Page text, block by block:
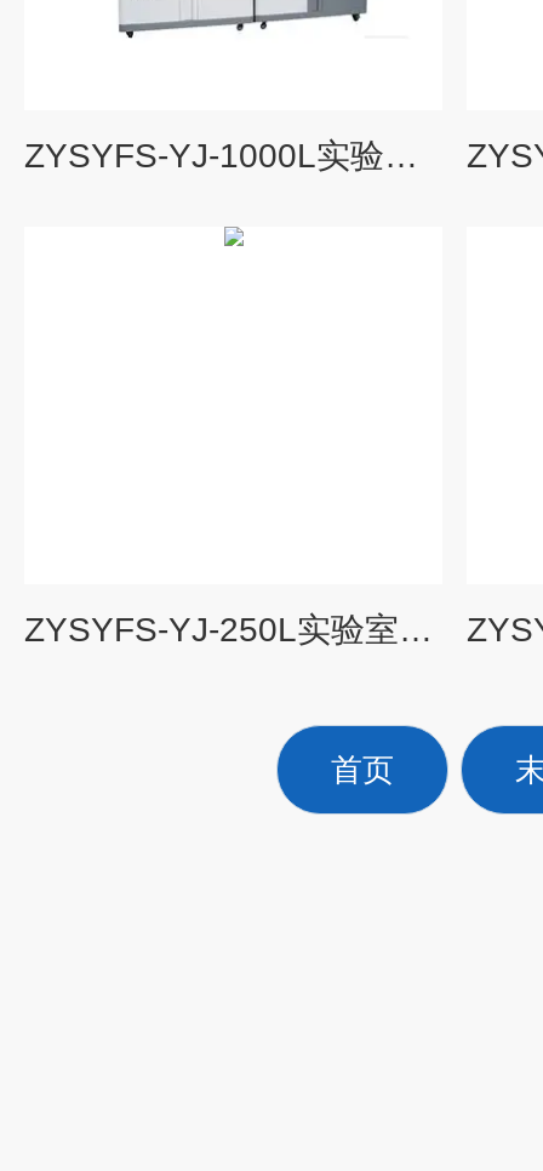
ZYSYFS-YJ-1000L实验室有机污水处理设备
ZYSYFS-YJ-250L实验室有机废水处理设备
首页